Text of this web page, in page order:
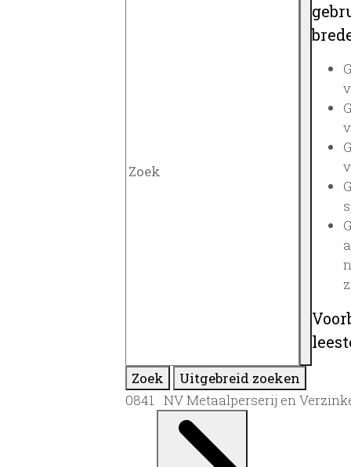
Zoek
Uitgebreid zoeken
0841 NV Metaalperserij en